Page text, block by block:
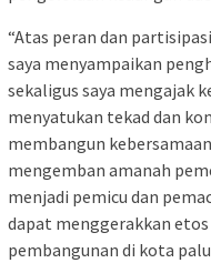
“Atas peran dan
saya menyampaikan
sekaligus saya mengajak
menyatukan tekad dan
membangun
mengemban amanah
menjadi pemicu dan
dapat menggerakkan
pembangunan di kota